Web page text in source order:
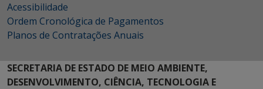
Acessibilidade
Ordem Cronológica de Pagamentos
Planos de Contratações Anuais
SECRETARIA DE ESTADO DE MEIO AMBIENTE,
DESENVOLVIMENTO, CIÊNCIA, TECNOLOGIA E